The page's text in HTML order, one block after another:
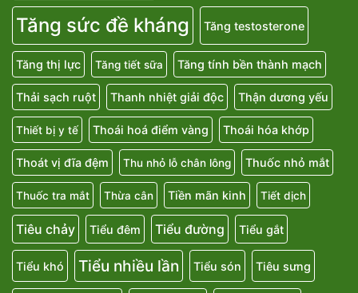
Tăng sức đề kháng Tăng testosterone
Tăng thị lực Tăng tiết sữa Tăng tính bền thành mạch
Thải sạch ruột Thanh nhiệt giải độc Thận dương yếu
Thiết bị y tế Thoái hoá điểm vàng Thoái hóa khớp
Thoát vị đĩa đệm Thu nhỏ lỗ chân lông Thuốc nhỏ mắt
Thuốc tra mắt Thừa cân Tiền mãn kinh Tiết dịch
Tiêu chảy Tiểu đêm Tiểu đường Tiểu gắt
Tiểu khó Tiểu nhiều lần Tiểu són Tiêu sưng